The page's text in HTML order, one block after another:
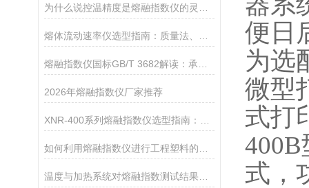
2026年熔融指数仪厂家推荐
便日
为选
微型
式打
式，